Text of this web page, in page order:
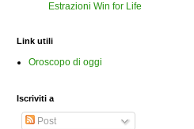
Estrazioni Win for Life
Link utili
Oroscopo di oggi
Iscriviti a
Post